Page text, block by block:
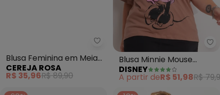
Cereja Rosa - Blusa Feminina
Blusa Feminina em Meia
Malha com Gola Alta
(Marrom)
CEREJA ROSA
R$ 35,96R$ 89,90
Blusa Minnie Mouse
(Marrom)
DISNEY
A partir deR$ 51,98R$